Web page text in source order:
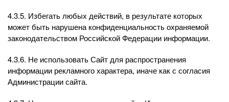
4.3.5. Избегать любых действий, в результате которых
может быть нарушена конфиденциальность охраняемой
законодательством Российской Федерации информации.
4.3.6. Не использовать Сайт для распространения
информации рекламного характера, иначе как с согласия
Администрации сайта.